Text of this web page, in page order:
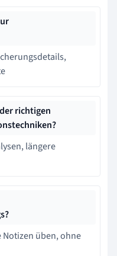
richtigen
längere
üben, ohne